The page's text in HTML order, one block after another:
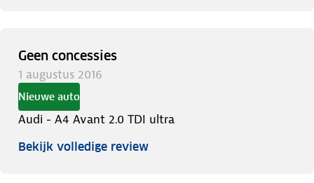
Geen concessies
1 augustus 2016
Nieuwe auto
Audi - A4 Avant 2.0 TDI ultra
Bekijk volledige review